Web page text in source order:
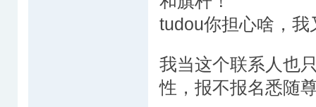
tudou你担心啥，
我当这个联系人也
性，报不报名悉随